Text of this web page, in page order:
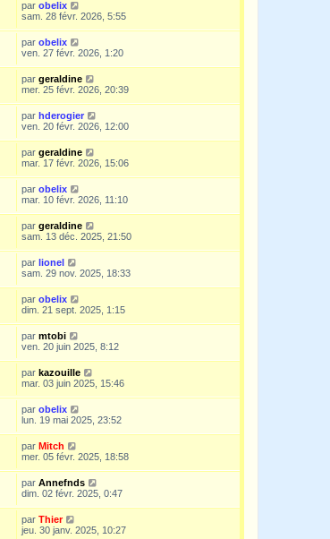
par obelix
sam. 28 févr. 2026, 5:55
par obelix
ven. 27 févr. 2026, 1:20
par geraldine
mer. 25 févr. 2026, 20:39
par hderogier
ven. 20 févr. 2026, 12:00
par geraldine
mar. 17 févr. 2026, 15:06
par obelix
mar. 10 févr. 2026, 11:10
par geraldine
sam. 13 déc. 2025, 21:50
par lionel
sam. 29 nov. 2025, 18:33
par obelix
dim. 21 sept. 2025, 1:15
par mtobi
ven. 20 juin 2025, 8:12
par kazouille
mar. 03 juin 2025, 15:46
par obelix
lun. 19 mai 2025, 23:52
par Mitch
mer. 05 févr. 2025, 18:58
par Annefnds
dim. 02 févr. 2025, 0:47
par Thier
jeu. 30 janv. 2025, 10:27